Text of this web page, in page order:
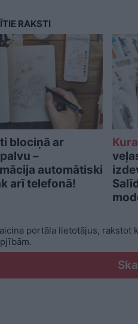
RAKSTI
blociņā ar
–
automātiski
arī telefonā!
aicina portāla lietotājus,